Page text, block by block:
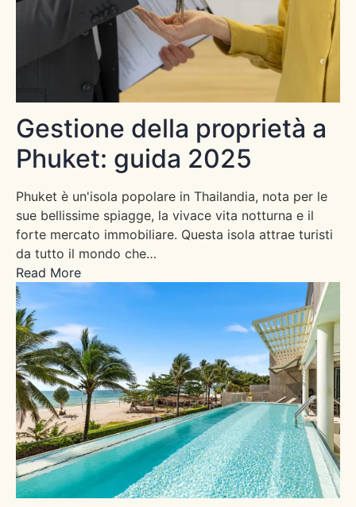
Gestione della proprietà a
Phuket: guida 2025
Phuket è un'isola popolare in Thailandia, nota per le
sue bellissime spiagge, la vivace vita notturna e il
forte mercato immobiliare. Questa isola attrae turisti
da tutto il mondo che…
Read More